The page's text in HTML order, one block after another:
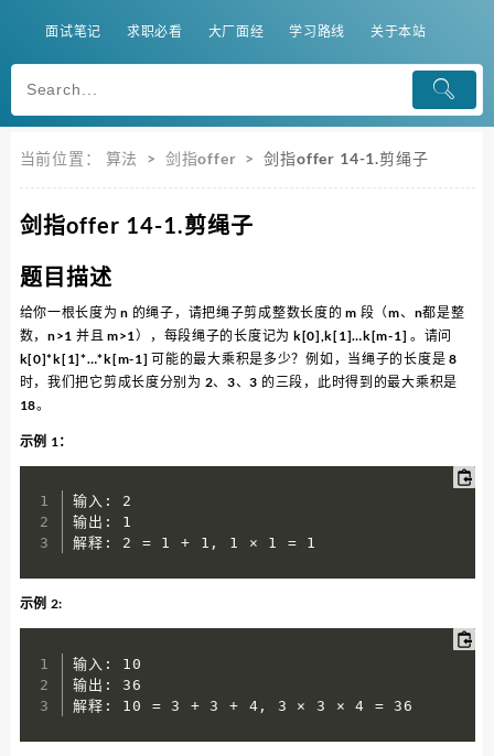
面试笔记 求职必看 大厂面经 学习路线 关于本站
当前位置： 算法 > 剑指offer >剑指offer 14-1.剪绳子
剑指offer 14-1.剪绳子
题目描述
给你一根长度为 n 的绳子，请把绳子剪成整数长度的 m 段（m、n都是整
数，n>1 并且 m>1），每段绳子的长度记为 k[0],k[1]…k[m-1] 。请问
k[0]*k[1]*…*k[m-1] 可能的最大乘积是多少？例如，当绳子的长度是 8
时，我们把它剪成长度分别为 2、3、3 的三段，此时得到的最大乘积是
18。
示例 1：
输入: 2
输出: 1
解释: 2 = 1 + 1, 1 × 1 = 1
示例 2:
输入: 10
输出: 36
解释: 10 = 3 + 3 + 4, 3 × 3 × 4 = 36